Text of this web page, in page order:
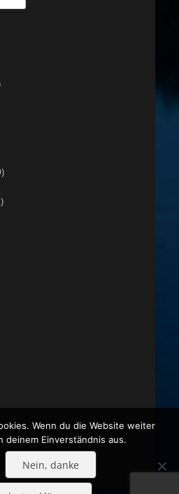
Wenn du die Website weiter
deinem Einverständnis aus.
Nein, danke